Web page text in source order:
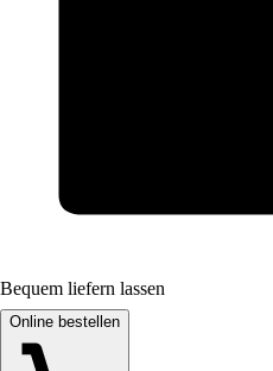
Bequem liefern lassen
Online bestellen